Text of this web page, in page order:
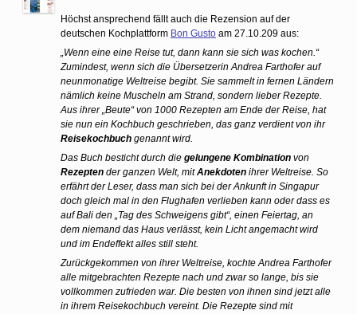
Höchst ansprechend fällt auch die Rezension auf der
deutschen Kochplattform Bon Gusto am 27.10.209 aus:
„Wenn eine eine Reise tut, dann kann sie sich was kochen.“
Zumindest, wenn sich die Übersetzerin Andrea Farthofer auf
neunmonatige Weltreise begibt. Sie sammelt in fernen Ländern
nämlich keine Muscheln am Strand, sondern lieber Rezepte.
Aus ihrer „Beute“ von 1000 Rezepten am Ende der Reise, hat
sie nun ein Kochbuch geschrieben, das ganz verdient von ihr
Reisekochbuch genannt wird.
Das Buch besticht durch die gelungene Kombination von
Rezepten der ganzen Welt, mitAnekdoten ihrer Weltreise. So
erfährt der Leser, dass man sich bei der Ankunft in Singapur
doch gleich mal in den Flughafen verlieben kann oder dass es
auf Bali den „Tag des Schweigens gibt“, einen Feiertag, an
dem niemand das Haus verlässt, kein Licht angemacht wird
und im Endeffekt alles still steht.
Zurückgekommen von ihrer Weltreise, kochte Andrea Farthofer
alle mitgebrachten Rezepte nach und zwar so lange, bis sie
vollkommen zufrieden war. Die besten von ihnen sind jetzt alle
in ihrem Reisekochbuch vereint. Die Rezepte sind mit